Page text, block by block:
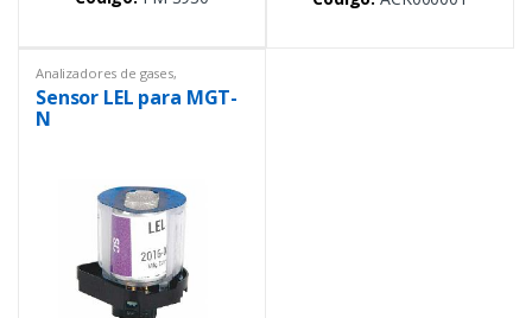
Analizadores de gases,
Analizadores de gases
Analizadores de líquidos ,
Conductividad Equipos de
Laboratorio
Sensor LEL para MGT-
N